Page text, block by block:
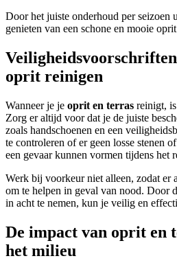
Door het juiste onderhoud per seizoen
genieten van een schone en mooie
oprit reinigen
Wanneer je je oprit en terras reinigt,
Zorg er altijd voor dat je de juiste
zoals handschoenen en een
te controleren of er geen losse stenen
een gevaar kunnen vormen tijdens het
Werk bij voorkeur niet alleen, zodat er
om te helpen in geval van nood. Door
in acht te nemen, kun je veilig en
De impact van oprit en
het milieu